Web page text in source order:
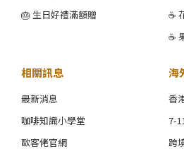
🎂 生日好禮滿額贈
☕
☕
相關訊息
最新消息
咖啡知識小學堂
歐客佬官網
海
香
7-
跨